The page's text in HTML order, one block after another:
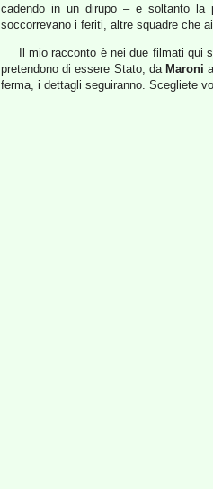
cadendo in un dirupo – e soltanto la
soccorrevano i feriti, altre squadre che
Il mio racconto è nei due filmati
pretendono di essere Stato, da Maroni
ferma, i dettagli seguiranno. Scegliete